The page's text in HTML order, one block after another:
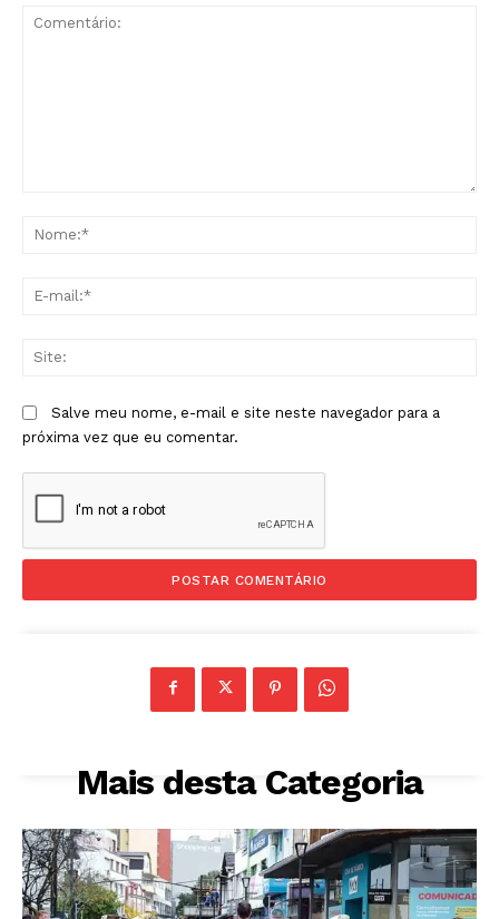
Salve meu nome, e-mail e site neste navegador para a
próxima vez que eu comentar.
Mais desta Categoria